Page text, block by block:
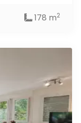
178 m2